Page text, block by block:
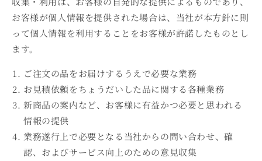
お客様が個人情報を提供された場合は、当社が本方針に則
って個人情報を利用することをお客様が許諾したものとし
ます。
ご注文の品をお届けするうえで必要な業務
お見積依頼をちょうだいした品に関する各種業務
新商品の案内など、お客様に有益かつ必要と思われる
情報の提供
業務遂行上で必要となる当社からの問い合わせ、確
認、およびサービス向上のための意見収集